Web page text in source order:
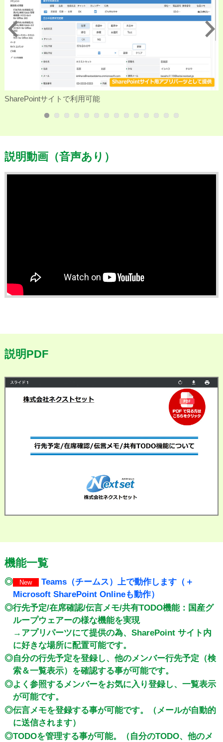
Previous
SharePointサイトで利用可能
Next
説明動画（音声あり）
説明PDF
機能一覧
◎ New
Teams（チームス）上で動作します（＋
Microsoft SharePoint Onlineも動作）
◎行先予定/在席確認/伝言メモ/共有TODO機能：国産グ
ループウェアーの様な機能を実現
→アプリパーツにて提供の為、SharePoint サイト内
に好きな場所に配置可能です。
◎自分の行先予定を登録し、他のメンバー行先予定（検
索＆一覧表示）を確認する事が可能です。
◎よく参照するメンバーをお気に入り登録し、一覧表示
が可能です。
◎伝言メモを登録する事が可能です。（メールが自動的
に送信されます）
◎TODOを管理する事が可能。（自分のTODO、他のメ